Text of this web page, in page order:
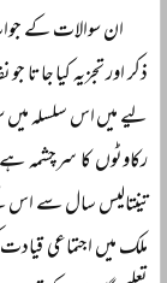
ان سوالات کے
ذکر اور تجزیہ کیا
لیے میں اس سلسلہ میں
رکاوٹوں کا سرچشمہ
تینتالیس سال سے
ملک میں اجتماعی